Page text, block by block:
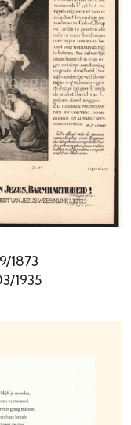
1873
1935